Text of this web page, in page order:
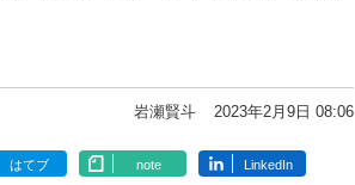
岩瀬賢斗 2023年2月9日 08:06
はてブ note LinkedIn